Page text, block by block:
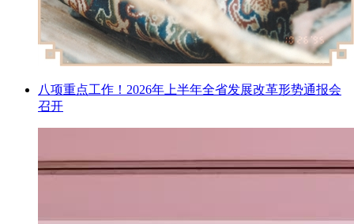
八项重点工作！2026年上半年全省发展改革形势通报会
召开